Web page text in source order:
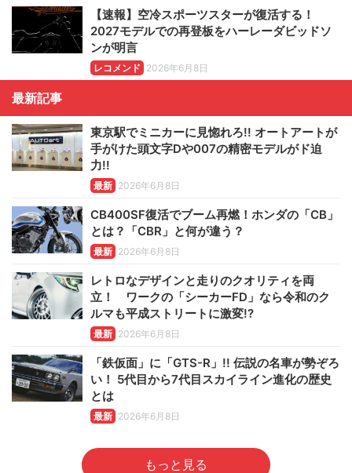
【速報】空冷スポーツスターが復活する！
2027モデルでの再登板をハーレーダビッドソ
ンが明言
レコメンド 2026年6月8日
最新記事
東京駅でミニカーに見惚れろ!! オートアートが
手がけた頭文字Dや007の精密モデルがド迫
力!!
最新 2026年6月8日
CB400SF復活でブーム再燃！ホンダの「CB」
とは？「CBR」と何が違う？
最新 2026年6月8日
レトロなデザインと走りのクオリティを両
立！ ワークの「シーカーFD」なら令和のク
ルマも平成ストリートに激変!?
最新 2026年6月8日
「鉄仮面」に「GTS-R」!! 伝説の名車が勢ぞろ
い！ 5代目から7代目スカイライン進化の歴史
とは
最新 2026年6月8日
もっと見る